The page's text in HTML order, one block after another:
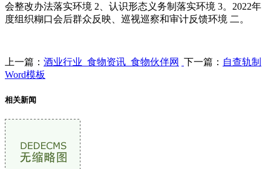
会整改办法落实环境 2、认识形态义务制落实环境 3。2022年
度组织糊口会后群众反映、巡视巡察和审计反馈环境 二。
上一篇： 酒业行业_食物资讯_食物伙伴网 下一篇： 自查轨制
Word模板
相关新闻